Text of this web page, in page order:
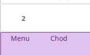
2
Menu Chod